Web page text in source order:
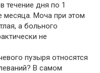
течение дня по 1
месяца. Моча при этом
а больного
не
пузыря относятся
В самом